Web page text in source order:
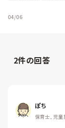
04/06
2件の回答
ぽち
保育士, 児童